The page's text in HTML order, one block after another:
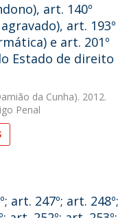
art. 140º
art. 193º
e art. 201º
Estado de direito
da Cunha). 2012.
Penal
art. 247º; art. 248º;